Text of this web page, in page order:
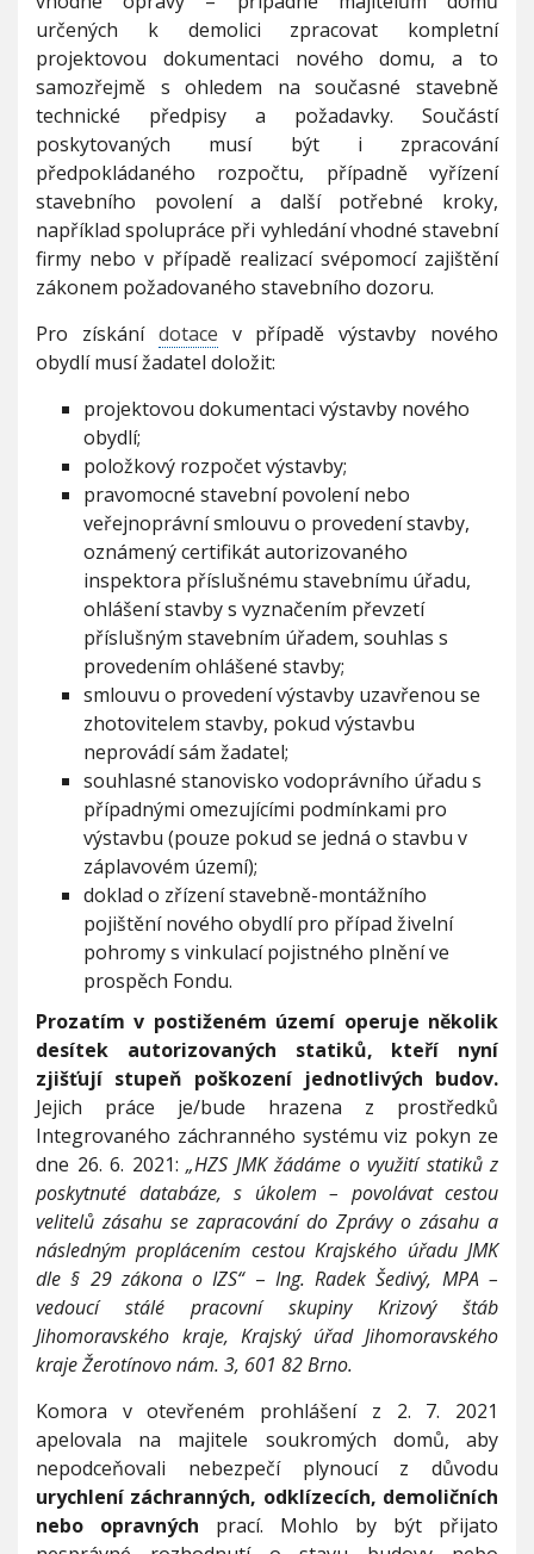
o
m
o
c
i
j
i
ž
n
M
o
r
v
ě
určených k demolici zpracovat kompletní
projektovou dokumentaci nového domu, a to
samozřejmě s ohledem na současné stavebně
technické předpisy a požadavky. Součástí
poskytovaných musí být i zpracování
předpokládaného rozpočtu, případně vyřízení
stavebního povolení a další potřebné kroky,
například spolupráce při vyhledání vhodné stavební
firmy nebo v případě realizací svépomocí zajištění
zákonem požadovaného stavebního dozoru.
Pro získání dotace v případě výstavby nového
obydlí musí žadatel doložit:
projektovou dokumentaci výstavby nového
obydlí;
položkový rozpočet výstavby;
pravomocné stavební povolení nebo
veřejnoprávní smlouvu o provedení stavby,
oznámený certifikát autorizovaného
inspektora příslušnému stavebnímu úřadu,
ohlášení stavby s vyznačením převzetí
příslušným stavebním úřadem, souhlas s
provedením ohlášené stavby;
smlouvu o provedení výstavby uzavřenou se
zhotovitelem stavby, pokud výstavbu
neprovádí sám žadatel;
souhlasné stanovisko vodoprávního úřadu s
případnými omezujícími podmínkami pro
výstavbu (pouze pokud se jedná o stavbu v
záplavovém území);
doklad o zřízení stavebně-montážního
pojištění nového obydlí pro případ živelní
pohromy s vinkulací pojistného plnění ve
prospěch Fondu.
Prozatím v postiženém území operuje několik
desítek autorizovaných statiků, kteří nyní
zjišťují stupeň poškození jednotlivých budov.
Jejich práce je/bude hrazena z prostředků
Integrovaného záchranného systému viz pokyn ze
dne 26. 6. 2021: „HZS JMK žádáme o využití statiků z
poskytnuté databáze, s úkolem – povolávat cestou
velitelů zásahu se zapracování do Zprávy o zásahu a
následným proplácením cestou Krajského úřadu JMK
dle § 29 zákona o IZS“– Ing. Radek Šedivý, MPA –
vedoucí stálé pracovní skupiny Krizový štáb
Jihomoravského kraje, Krajský úřad Jihomoravského
kraje Žerotínovo nám. 3, 601 82 Brno.
Komora v otevřeném prohlášení z 2. 7. 2021
apelovala na majitele soukromých domů, aby
nepodceňovali nebezpečí plynoucí z důvodu
urychlení záchranných, odklízecích, demoličních
nebo opravných prací. Mohlo by být přijato